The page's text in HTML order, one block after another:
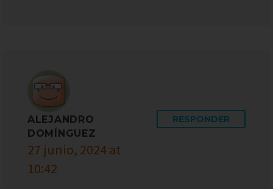
ALEJANDRO
DOMÍNGUEZ
27 junio, 2024 at
10:42
RESPONDER